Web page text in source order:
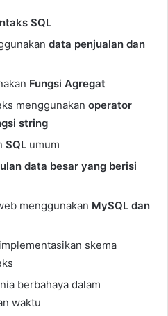
SQL
data penjualan dan
Fungsi Agregat
menggunakan operator
string
SQL umum
data besar yang berisi
menggunakan MySQL dan
skema
berbahaya dalam
waktu